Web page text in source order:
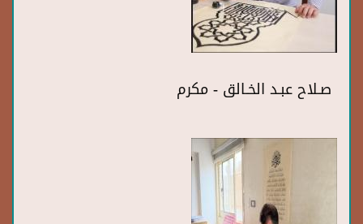
صـلاح عبـد الخـالق - مكرم